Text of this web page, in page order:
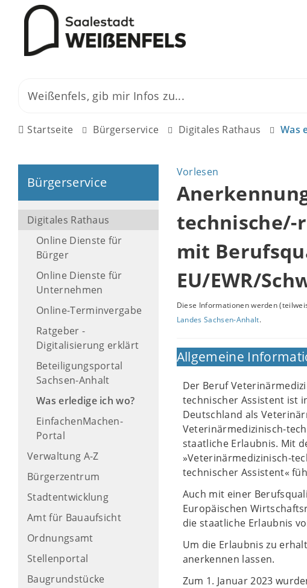
Startseite Bürgerservice Digitales Rathaus Was
Bürgerservice
Digitales Rathaus
Online Dienste für
Bürger
Online Dienste für
Unternehmen
Online-Terminvergabe
Ratgeber -
Digitalisierung erklärt
Beteiligungsportal
Sachsen-Anhalt
Was erledige ich wo?
EinfachenMachen-
Portal
Verwaltung A-Z
Bürgerzentrum
Stadtentwicklung
Amt für Bauaufsicht
Ordnungsamt
Stellenportal
Baugrundstücke
Vorlesen
technische/-
mit
EU/EWR/
Diese Informationen werden
Landes Sachsen-Anhalt.
Allgemeine
Der Beruf
technischer Assistent ist
Deutschland als
Veterinärmedizinisch-
staatliche Erlaubnis. Mit
»Veterinärmedizinisch-
technischer Assistent«
Auch mit einer
Europäischen
die staatliche Erlaubnis
Um die Erlaubnis zu
anerkennen lassen.
Zum 1. Januar 2023